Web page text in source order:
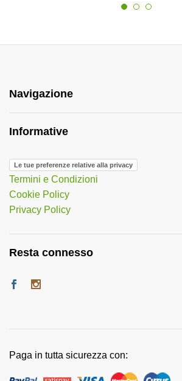
Navigazione
Informative
Le tue preferenze relative alla privacy
Termini e Condizioni
Cookie Policy
Privacy Policy
Resta connesso
Paga in tutta sicurezza con: